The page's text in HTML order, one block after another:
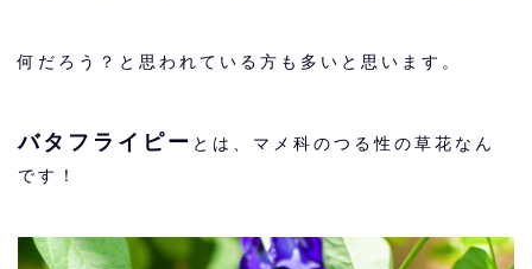
何だろう？と思われている方も多いと思います。
バタフライピー とは、マメ科のつる性の草花なん
です！